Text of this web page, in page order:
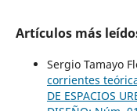
Artículos más
Sergio Tamayo
corrientes
DE ESPACIOS